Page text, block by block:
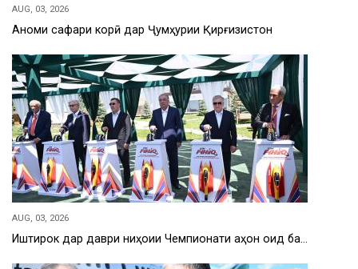
AUG, 03, 2026
Анҷоми сафари корӣ дар Ҷумҳурии Қирғизистон
AUG, 03, 2026
Иштирок дар даври ниҳоии Чемпионати ҷаҳон оид ба…